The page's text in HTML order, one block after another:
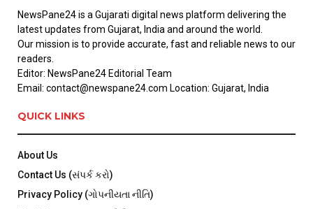
NewsPane24 is a Gujarati digital news platform delivering the
latest updates from Gujarat, India and around the world.
Our mission is to provide accurate, fast and reliable news to our
readers.
Editor: NewsPane24 Editorial Team
Email: contact@newspane24.com Location: Gujarat, India
QUICK LINKS
About Us
Contact Us (સંપર્ક કરો)
Privacy Policy (ગોપનીયતા નીતિ)